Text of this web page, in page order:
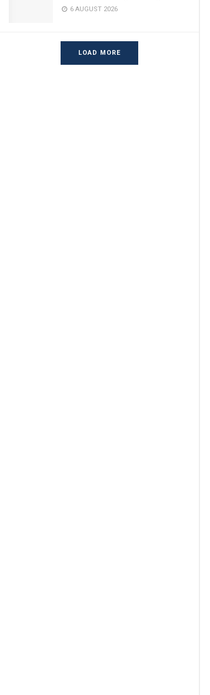
6 AUGUST 2026
LOAD MORE